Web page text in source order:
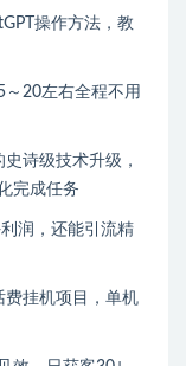
操作方法，教
20左右全程不用
诗级技术升级，
完成任务
润，还能引流精
费挂机项目，单机